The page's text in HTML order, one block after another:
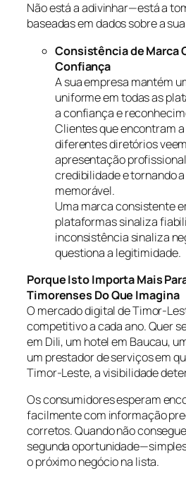
Não está a adivinhar—está a
baseadas em dados sobre a
Consistência de Marca
Confiança
A sua empresa mantém
uniforme em todas as
a confiança e
Clientes que encontram
diferentes diretórios
apresentação
credibilidade e tornando
memorável.
Uma marca consistente
plataformas sinaliza
inconsistência sinaliza
questiona a legitimidade.
Porque Isto Importa Mais
Timorenses Do Que Imagina
O mercado digital de Timor-
competitivo a cada ano. Quer
em Dili, um hotel em Baucau,
um prestador de serviços em
Timor-Leste, a visibilidade
Os consumidores esperam
facilmente com informação
corretos. Quando não
segunda
o próximo negócio na lista.